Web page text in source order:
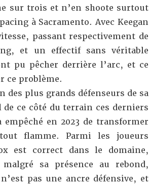
sur trois et n’en shoote surtout
à Sacramento. Avec Keegan
passant respectivement de
et un effectif sans véritable
pu pêcher derrière l’arc, et ce
ce problème.
des plus grands défenseurs de sa
ce côté du terrain ces derniers
en 2023 de transformer
flamme. Parmi les joueurs
est correct dans le domaine,
sa présence au rebond,
pas une ancre défensive, et